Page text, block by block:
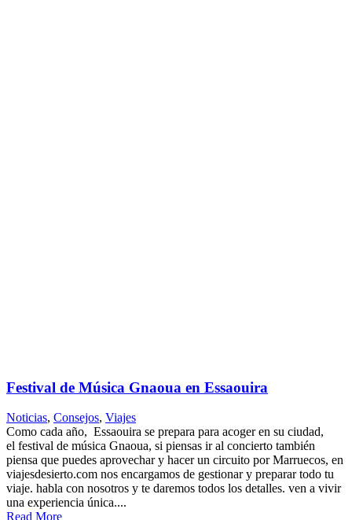
Festival de Música Gnaoua en Essaouira
Noticias, Consejos, Viajes
Como cada año, Essaouira se prepara para acoger en su ciudad,
el festival de música Gnaoua, si piensas ir al concierto también
piensa que puedes aprovechar y hacer un circuito por Marruecos, en
viajesdesierto.com nos encargamos de gestionar y preparar todo tu
viaje. habla con nosotros y te daremos todos los detalles. ven a vivir
una experiencia única....
Read More